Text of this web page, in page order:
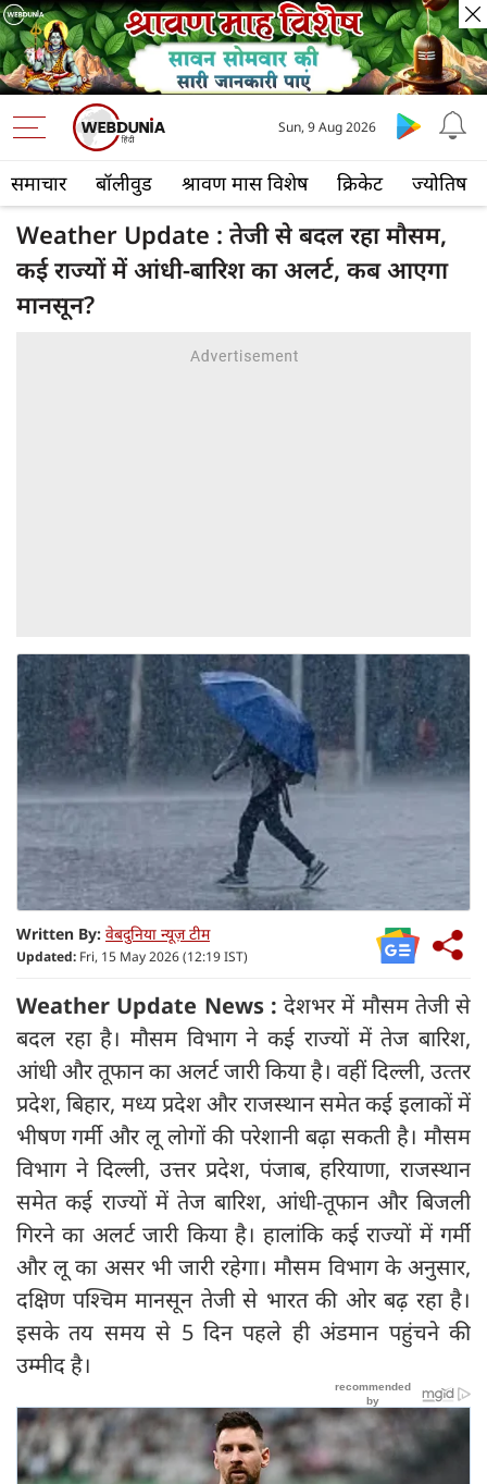
समाचार बॉलीवुड श्रावण मास विशेष क्रिकेट ज्योतिष
Sun, 9 Aug 2026
Weather Update : तेजी से बदल रहा मौसम,
कई राज्‍यों में आंधी-बारिश का अलर्ट, क‍ब आएगा
मानसून?
Written By: वेबदुनिया न्यूज़ टीम
Updated: Fri, 15 May 2026 (12:19 IST)
Weather Update News : देशभर में मौसम तेजी से
बदल रहा है। मौसम विभाग ने कई राज्यों में तेज बारिश,
आंधी और तूफान का अलर्ट जारी किया है। वहीं दिल्ली, उत्‍तर
प्रदेश, बिहार, मध्‍य प्रदेश और राजस्थान समेत कई इलाकों में
भीषण गर्मी और लू लोगों की परेशानी बढ़ा सकती है। मौसम
विभाग ने दिल्ली, उत्तर प्रदेश, पंजाब, हरियाणा, राजस्थान
समेत कई राज्यों में तेज बारिश, आंधी-तूफान और बिजली
गिरने का अलर्ट जारी किया है। हालांकि कई राज्यों में गर्मी
और लू का असर भी जारी रहेगा। मौसम विभाग के अनुसार,
दक्षिण पश्चिम मानसून तेजी से भारत की ओर बढ़ रहा है।
इसके तय समय से 5 दिन पहले ही अंडमान पहुंचने की
उम्मीद है।